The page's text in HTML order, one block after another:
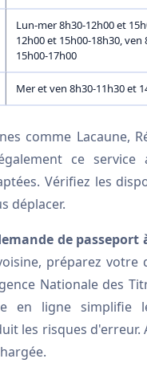
Lun-mer 8h30-12h00 et
12h00 et 15h00-18h30, ven
15h00-17h00
Mer et ven 8h30-11h30 et
comme Lacaune,
ce service
Vérifiez les
déplacer.
de passeport
préparez votre
Nationale des
en ligne simplifie
les risques d'erreur.